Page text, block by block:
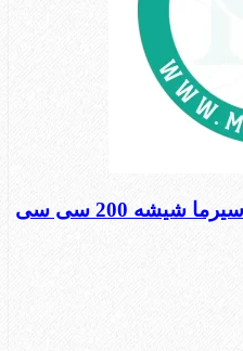
آب گازدار با طعم لیمو سیرما شیشه 200 سی سی